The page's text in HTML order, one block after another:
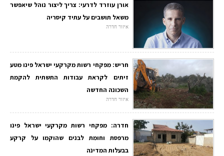
אורן עוזרד לדרעי: צריך ליצור נוהל שיאפשר
משאל תושבים על עתיד קיסריה
איזור חדרה
חריש: מפקחי רשות מקרקעי ישראל פינו מטע
זיתים לקראת עבודות התשתית להקמת
השכונה החדשה
איזור חדרה
חדרה: מפקחי רשות מקרקעי ישראל פינו
מרפסת וחומת לבנים שהוקמו על קרקע
בבעלות המדינה